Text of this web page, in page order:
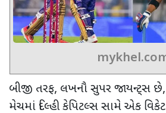
બીજી તરફ, લખનૌ સુપર જાયન્ટ્સ
મેચમાં દિલ્હી કેપિટલ્સ સામે એક